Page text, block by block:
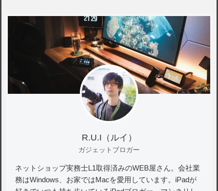
R.U.I（ルイ）
ガジェットブロガー
ネットショップ実務士L1取得済みのWEB屋さん。会社業
務はWindows、お家ではMacを愛用しています。iPadが